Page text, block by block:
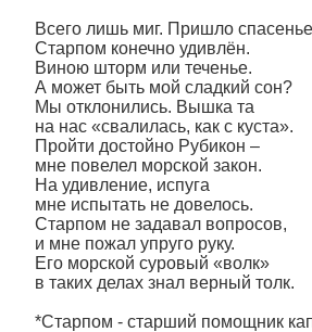
Всего лишь миг. Пришло
Старпом конечно удивлён.
Виною шторм или теченье.
А может быть мой сладкий сон?
Мы отклонились. Вышка та
на нас «свалилась, как с куста».
Пройти достойно Рубикон –
мне повелел морской закон.
На удивление, испуга
мне испытать не довелось.
Старпом не задавал вопросов,
и мне пожал упруго руку.
Его морской суровый «волк»
в таких делах знал верный толк.
*Старпом - старший помощник